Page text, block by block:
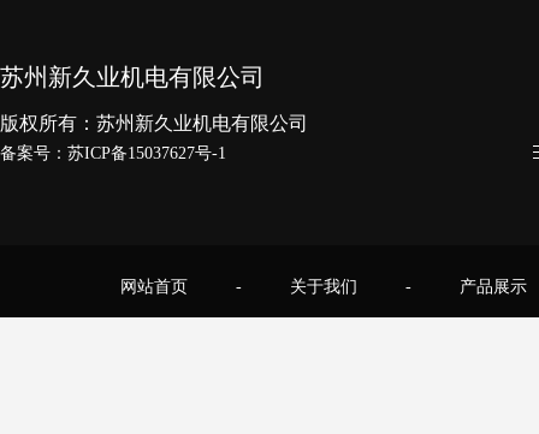
苏州新久业机电有限公司
版权所有：苏州新久业机电有限公司
备案号： 苏ICP备15037627号-1
网站首页 - 关于我们 - 产品展示